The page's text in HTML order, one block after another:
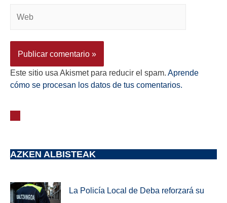
Este sitio usa Akismet para reducir el spam. Aprende
cómo se procesan los datos de tus comentarios.
AZKEN ALBISTEAK
La Policía Local de Deba reforzará su